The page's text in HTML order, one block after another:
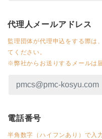
代理人メールアドレス
監理団体が代理申込をする際は
てください。
※弊社からお送りするメールは
電話番号
半角数字（ハイフンあり）で入